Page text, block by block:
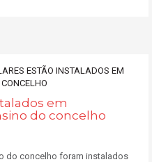
em
do concelho
do concelho foram instalados